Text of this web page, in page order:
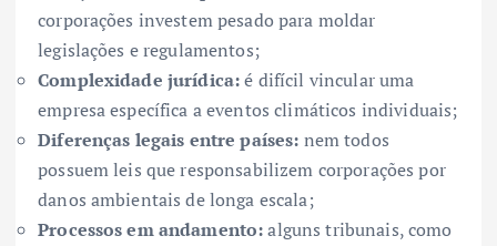
corporações investem pesado para moldar
legislações e regulamentos;
Complexidade jurídica:é difícil vincular uma
empresa específica a eventos climáticos individuais;
Diferenças legais entre países: nem todos
possuem leis que responsabilizem corporações por
danos ambientais de longa escala;
Processos em andamento:alguns tribunais, como